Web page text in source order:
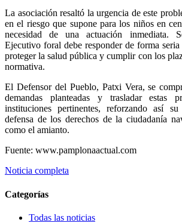
La asociación resaltó la urgencia de este
en el riesgo que supone para los niños en
necesidad de una actuación inmediata.
Ejecutivo foral debe responder de forma
proteger la salud pública y cumplir con los
normativa.
El Defensor del Pueblo, Patxi Vera, se
demandas planteadas y trasladar estas
instituciones pertinentes, reforzando así
defensa de los derechos de la ciudadanía
como el amianto.
Fuente: www.pamplonaactual.com
Noticia completa
Categorías
Todas las noticias